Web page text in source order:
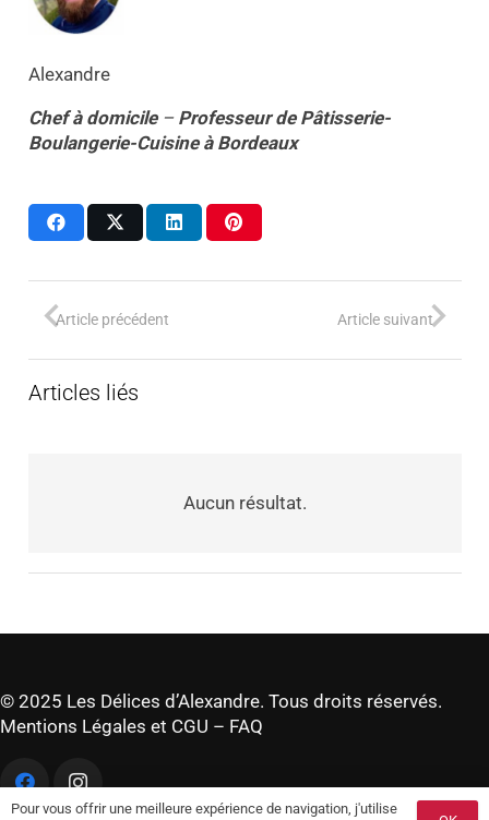
Alexandre
Chef à domicile– Professeur de Pâtisserie-
Boulangerie-Cuisine à Bordeaux
Article précédent Article suivant
Articles liés
Aucun résultat.
© 2025 Les Délices d’Alexandre. Tous droits réservés.
Mentions Légales et CGU – FAQ
Pour vous offrir une meilleure expérience de navigation, j'utilise